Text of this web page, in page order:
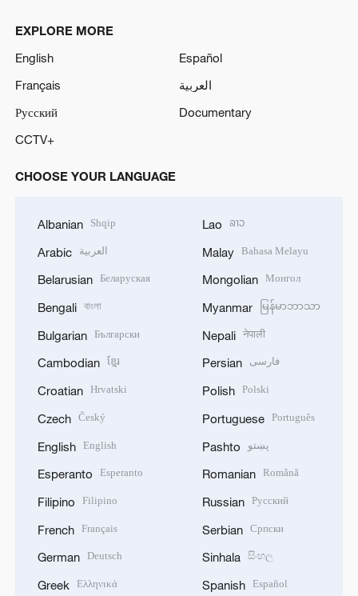
EXPLORE MORE
English
Español
Français
العربية
Русский
Documentary
CCTV+
CHOOSE YOUR LANGUAGE
Albanian Shqip
Arabic العربية
Belarusian Беларуская
Bengali বাংলা
Bulgarian Български
Cambodian ខ្មែរ
Croatian Hrvatski
Czech Český
English English
Esperanto Esperanto
Filipino Filipino
French Français
German Deutsch
Greek Ελληνικά
Lao ລາວ
Malay Bahasa Melayu
Mongolian Монгол
Myanmar မြန်မာဘာသာ
Nepali नेपाली
Persian فارسی
Polish Polski
Portuguese Português
Pashto پښتو
Romanian Română
Russian Русский
Serbian Српски
Sinhala සිංහල
Spanish Español